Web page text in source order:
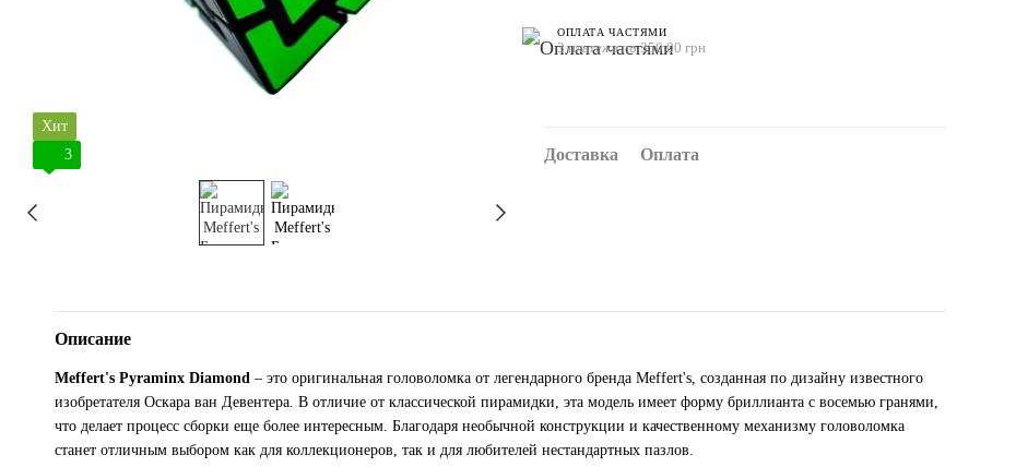
Хит
3
ОПЛАТА ЧАСТЯМИ
3 платежа по 350.00 грн
Доставка Оплата
Описание
Meffert's Pyraminx Diamond – это оригинальная головоломка от легендарного бренда Meffert's, созданная по дизайну известного
изобретателя Оскара ван Девентера. В отличие от классической пирамидки, эта модель имеет форму бриллианта с восемью гранями,
что делает процесс сборки еще более интересным. Благодаря необычной конструкции и качественному механизму головоломка
станет отличным выбором как для коллекционеров, так и для любителей нестандартных пазлов.